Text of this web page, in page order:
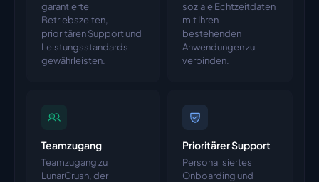
garantierte
Betriebszeiten,
prioritären Support und
Leistungsstandards
gewährleisten.
soziale Echtzeitdaten
mit Ihren
bestehenden
Anwendungen zu
verbinden.
Teamzugang
Teamzugang zu
LunarCrush, der
Prioritärer Support
Personalisiertes
Onboarding und